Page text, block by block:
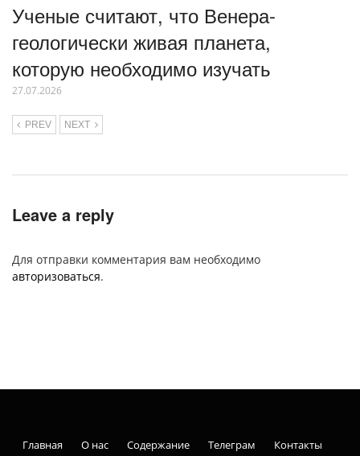
Ученые считают, что Венера-
геологически живая планета,
которую необходимо изучать
27.07.2026
PREV NEXT
Leave a reply
Для отправки комментария вам необходимо
авторизоваться.
Главная О нас Содержание Телеграм
Контакты